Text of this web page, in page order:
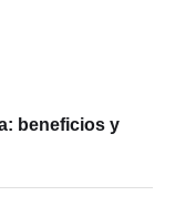
beneficios y